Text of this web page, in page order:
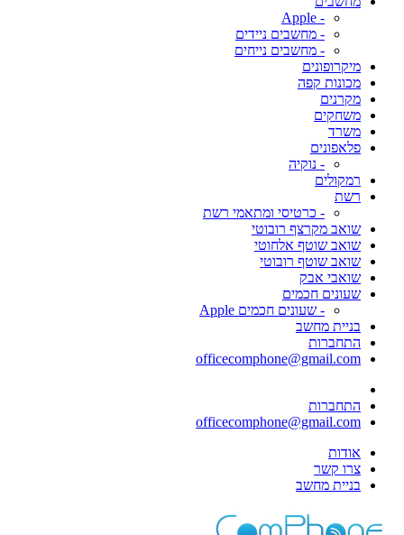
- Apple
- מחשבים ניידים
- מחשבים נייחים
מיקרופונים
מכונות קפה
מקרנים
משחקים
משרד
פלאפונים
- נוקיה
רמקולים
רשת
- כרטיסי ומתאמי רשת
שואב מקרצף רובוטי
שואב שוטף אלחוטי
שואב שוטף רובוטי
שואבי אבק
שעונים חכמים
- שעונים חכמים Apple
בניית מחשב
התחברות
officecomphone@gmail.com
התחברות
officecomphone@gmail.com
אודות
צרו קשר
בניית מחשב